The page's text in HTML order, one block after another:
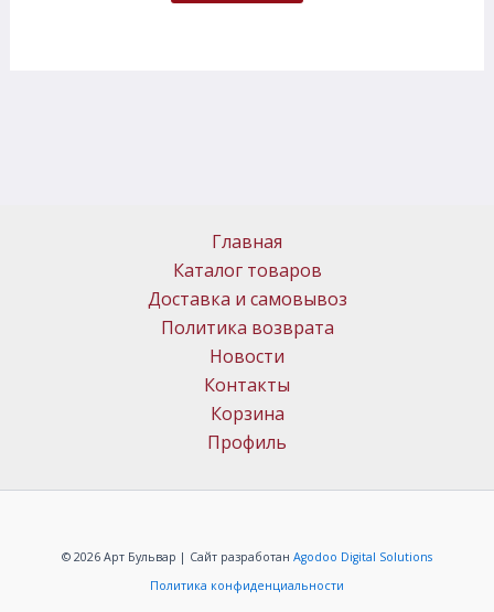
Главная
Каталог товаров
Доставка и самовывоз
Политика возврата
Новости
Контакты
Корзина
Профиль
© 2026 Арт Бульвар | Сайт разработан Agodoo Digital Solutions
Политика конфиденциальности